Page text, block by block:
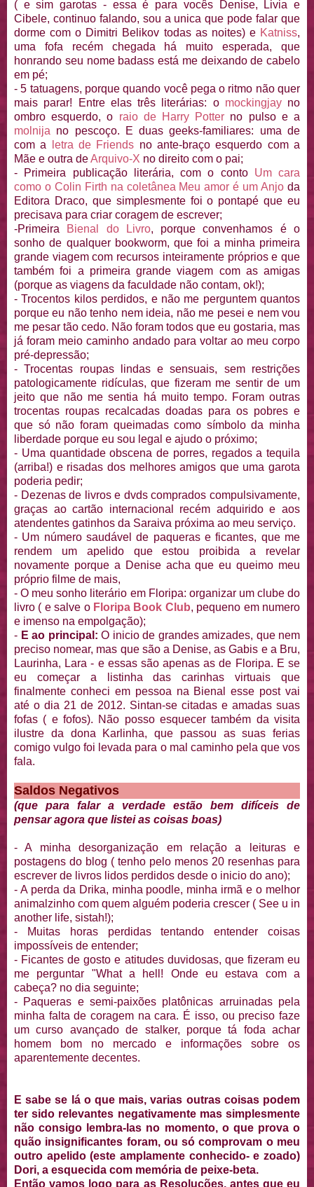
( e sim garotas - essa é para vocês Denise, Livia e
Cibele, continuo falando, sou a unica que pode falar que
dorme com o Dimitri Belikov todas as noites) e Katniss,
uma fofa recém chegada há muito esperada, que
honrando seu nome badass está me deixando de cabelo
em pé;
- 5 tatuagens, porque quando você pega o ritmo não quer
mais parar! Entre elas três literárias: omockingjay no
ombro esquerdo, o raio de Harry Potter no pulso e a
molnija no pescoço. E duas geeks-familiares: uma de
com a letra de Friends no ante-braço esquerdo com a
Mãe e outra deArquivo-X no direito com o pai;
- Primeira publicação literária, com o contoUm cara
como o Colin Firth na coletânea Meu amor é um Anjo da
Editora Draco, que simplesmente foi o pontapé que eu
precisava para criar coragem de escrever;
-Primeira Bienal do Livro, porque convenhamos é o
sonho de qualquer bookworm, que foi a minha primeira
grande viagem com recursos inteiramente próprios e que
também foi a primeira grande viagem com as amigas
(porque as viagens da faculdade não contam, ok!);
- Trocentos kilos perdidos, e não me perguntem quantos
porque eu não tenho nem ideia, não me pesei e nem vou
me pesar tão cedo. Não foram todos que eu gostaria, mas
já foram meio caminho andado para voltar ao meu corpo
pré-depressão;
- Trocentas roupas lindas e sensuais, sem restrições
patologicamente ridículas, que fizeram me sentir de um
jeito que não me sentia há muito tempo. Foram outras
trocentas roupas recalcadas doadas para os pobres e
que só não foram queimadas como símbolo da minha
liberdade porque eu sou legal e ajudo o próximo;
- Uma quantidade obscena de porres, regados a tequila
(arriba!) e risadas dos melhores amigos que uma garota
poderia pedir;
- Dezenas de livros e dvds comprados compulsivamente,
graças ao cartão internacional recém adquirido e aos
atendentes gatinhos da Saraiva próxima ao meu serviço.
- Um número saudável de paqueras e ficantes, que me
rendem um apelido que estou proibida a revelar
novamente porque a Denise acha que eu queimo meu
próprio filme de mais,
- O meu sonho literário em Floripa: organizar um clube do
livro ( e salve oFloripa Book Club, pequeno em numero
e imenso na empolgação);
- E ao principal: O inicio de grandes amizades, que nem
preciso nomear, mas que são a Denise, as Gabis e a Bru,
Laurinha, Lara - e essas são apenas as de Floripa. E se
eu começar a listinha das carinhas virtuais que
finalmente conheci em pessoa na Bienal esse post vai
até o dia 21 de 2012. Sintan-se citadas e amadas suas
fofas ( e fofos). Não posso esquecer também da visita
ilustre da dona Karlinha, que passou as suas ferias
comigo vulgo foi levada para o mal caminho pela que vos
fala.
Saldos Negativos
(que para falar a verdade estão bem difíceis de
pensar agora que listei as coisas boas)
- A minha desorganização em relação a leituras e
postagens do blog ( tenho pelo menos 20 resenhas para
escrever de livros lidos perdidos desde o inicio do ano);
- A perda da Drika, minha poodle, minha irmã e o melhor
animalzinho com quem alguém poderia crescer ( See u in
another life, sistah!);
- Muitas horas perdidas tentando entender coisas
impossíveis de entender;
- Ficantes de gosto e atitudes duvidosas, que fizeram eu
me perguntar "What a hell! Onde eu estava com a
cabeça? no dia seguinte;
- Paqueras e semi-paixões platônicas arruinadas pela
minha falta de coragem na cara. É isso, ou preciso faze
um curso avançado de stalker, porque tá foda achar
homem bom no mercado e informações sobre os
aparentemente decentes.
E sabe se lá o que mais, varias outras coisas podem
ter sido relevantes negativamente mas simplesmente
não consigo lembra-las no momento, o que prova o
quão insignificantes foram, ou só comprovam o meu
outro apelido (este amplamente conhecido- e zoado)
Dori, a esquecida com memória de peixe-beta.
Então vamos logo para as Resoluções, antes que eu